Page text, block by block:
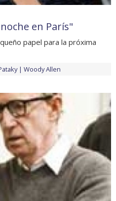
en París"
papel para la próxima
Woody Allen